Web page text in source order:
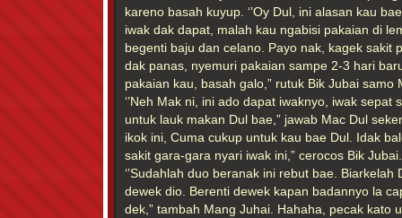
kareno basah kuyup. ‘’Oy Dul, ini alasan kau
iwak dak dapat, malah kau ngabisi pakaian di
begenti baju dan celano. Payo nak, kagek sakit
dak panas, nyemuri pakaian sampe 2-3 hari
pakaian kau, basah galo,” rutuk Bik Jubai samo
‘’Neh Mak ni, ini ado dapat iwaknyo, iwak sepat
untuk lauk makan Dul bae,” jawab Mac Dul
ikok ini, Cuma cukup untuk kau bae Dul. Idak
sakit gara-gara nyari iwak ini,” cerocos Bik Jubai.
‘’Sudahlah duo beranak ini rebut bae.
dewek dio. Berenti dewek kapan badannyo la
dek,” tambah Mang Juhai. Hahaha, pecak kato